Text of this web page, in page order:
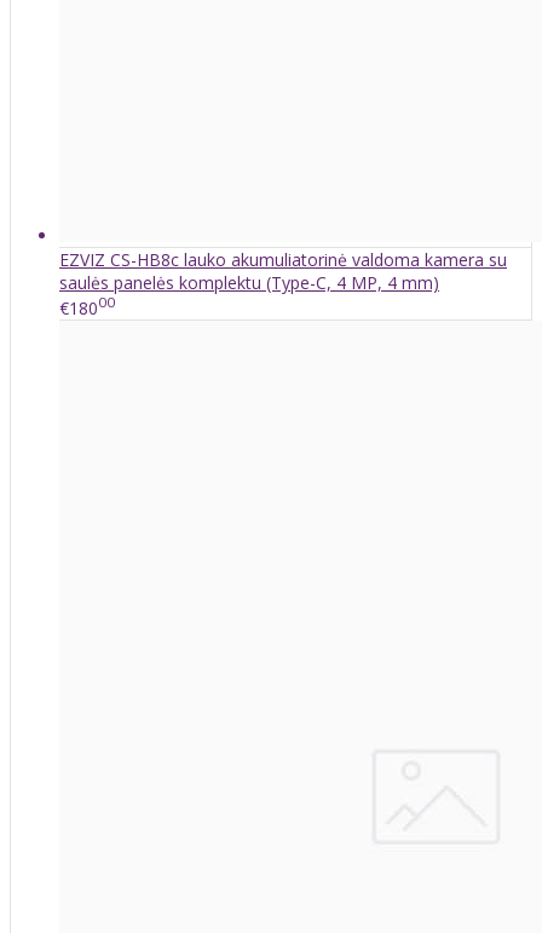
EZVIZ CS-HB8c lauko akumuliatorinė valdoma kamera su
saulės panelės komplektu (Type-C, 4 MP, 4 mm)
€18000